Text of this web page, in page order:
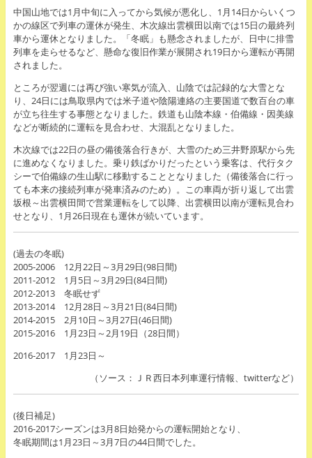
中国山地では1月中旬に入ってから気候が悪化し、1月14日からいくつ
かの線区で列車の運休が発生、木次線出雲横田以南では15日の最終列
車から運休となりました。「冬眠」も懸念されましたが、日中に排雪
列車を走らせるなど、懸命な復旧作業が展開され19日から運転が再開
されました。
ところが翌週には再び強い寒気が流入、山陰では記録的な大雪とな
り、24日には鳥取県内では米子道や陰陽連絡の主要国道で数百台の車
が立ち往生する事態となりました。鉄道も山陰本線・伯備線・因美線
などが断続的に運転を見合わせ、大混乱となりました。
木次線では22日の昼の備後落合行きが、大雪のため三井野原駅から先
に進めなくなりました。乗り鉄ばかりだったという乗客は、代行タク
シーで伯備線の生山駅に移動することとなりました（備後落合に行っ
ても本来の接続列車が発車済みのため）。この車両が折り返して出雲
坂根～出雲横田間で営業運転をして以降、出雲横田以南が運転見合わ
せとなり、1月26日現在も運休が続いています。
(過去の冬眠)
2005-2006 12月22日～3月29日(98日間)
2011-2012 1月5日～3月29日(84日間)
2012-2013 冬眠せず
2013-2014 12月28日～3月21日(84日間)
2014-2015 2月10日～3月27日(46日間)
2015-2016 1月23日～2月19日（28日間）
2016-2017 1月23日～
（ソース：ＪＲ西日本列車運行情報、twitterなど）
(後日補足)
2016-2017シーズンは3月8日始発からの運転開始となり、
冬眠期間は1月23日～3月7日の44日間でした。